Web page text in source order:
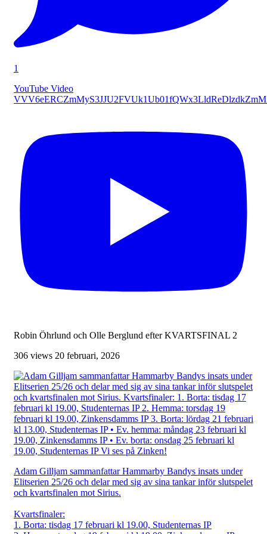
1
YouTube Video
Robin Öhrlund och Olle Berglund efter KVARTSFINAL 2
306 views 20 februari, 2026
Adam Gilljam sammanfattar Hammarby Bandys insats under
Elitserien 25/26 och delar med sig av sina tankar inför slutspelet
och kvartsfinalen mot Sirius.
Kvartsfinaler:
1. Borta: tisdag 17 februari kl 19.00, Studenternas IP